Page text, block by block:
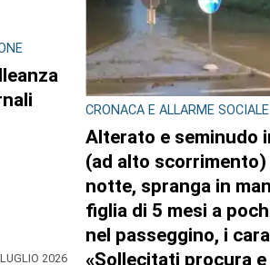
2026
CRONACA E ALLARME SOCIALE
Alterato e seminudo
(ad alto scorrimento)
notte, spranga in
figlia di 5 mesi a
nel passeggino, i
«Sollecitati procura